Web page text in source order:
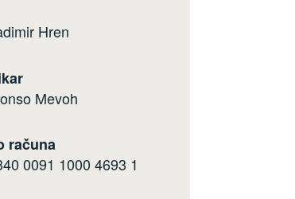
Hren
Mevoh
računa
0091 1000 4693 1